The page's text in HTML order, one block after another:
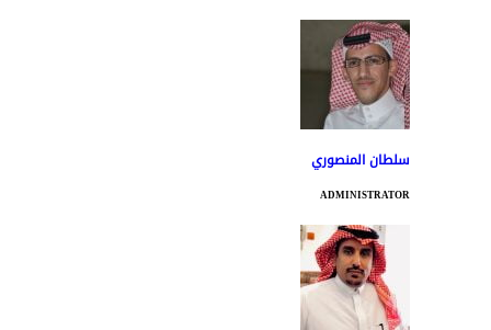
سلطان المنصوري
ADMINISTRATOR